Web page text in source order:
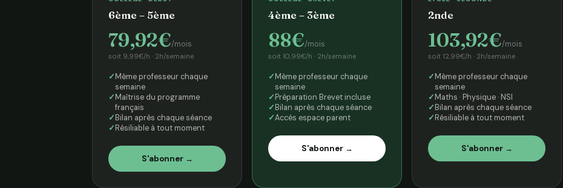
6ème – 5ème
79,92€/mois
soit 9,99€/h · 2h/semaine
Même professeur chaque
semaine
Maîtrise du programme
français
Bilan après chaque séance
Résiliable à tout moment
S'abonner →
4ème – 3ème
88€/mois
soit 10,99€/h · 2h/semaine
Même professeur chaque
semaine
Préparation Brevet incluse
Bilan après chaque séance
Accès espace parent
S'abonner →
2nde
103,92€/mois
soit 12,99€/h · 2h/semaine
Même professeur chaque
semaine
Maths · Physique · NSI
Bilan après chaque séance
Résiliable à tout moment
S'abonner →